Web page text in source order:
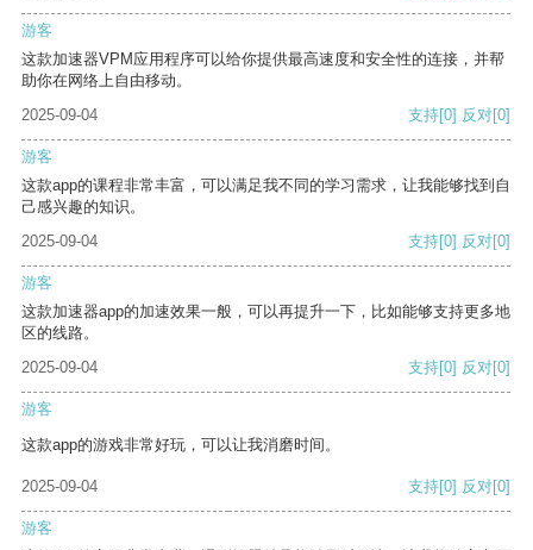
游客
这款加速器VPM应用程序可以给你提供最高速度和安全性的连接，并帮
助你在网络上自由移动。
2025-09-04
支持[0] 反对[0]
游客
这款app的课程非常丰富，可以满足我不同的学习需求，让我能够找到自
己感兴趣的知识。
2025-09-04
支持[0] 反对[0]
游客
这款加速器app的加速效果一般，可以再提升一下，比如能够支持更多地
区的线路。
2025-09-04
支持[0] 反对[0]
游客
这款app的游戏非常好玩，可以让我消磨时间。
2025-09-04 支持[0] 反对[0]
游客